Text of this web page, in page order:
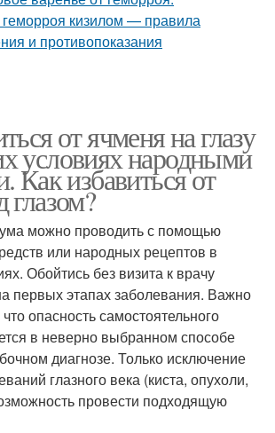
от ячменя на глазу
условиях народными
Как избавиться от
глазом?
можно проводить с помощью
или народных рецептов в
Обойтись без визита к врачу
первых этапах заболевания. Важно
опасность самостоятельного
в неверно выбранном способе
диагнозе. Только исключение
глазного века (киста, опухоли,
провести подходящую